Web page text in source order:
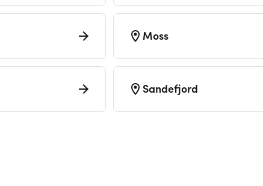
Moss
Sandefjord